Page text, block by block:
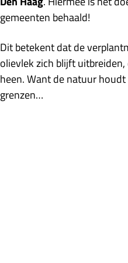
gemeenten behaald!
Dit betekent dat de
olievlek zich blijft
heen. Want de natuur
grenzen…